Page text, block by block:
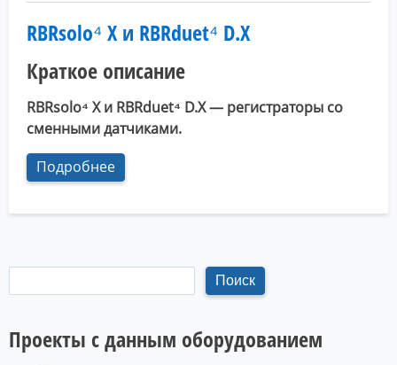
RBRsolo⁴ X и RBRduet⁴ D.X
Краткое описание
RBRsolo⁴ X и RBRduet⁴ D.X — регистраторы со
сменными датчиками.
Подробнее
Проекты с данным оборудованием